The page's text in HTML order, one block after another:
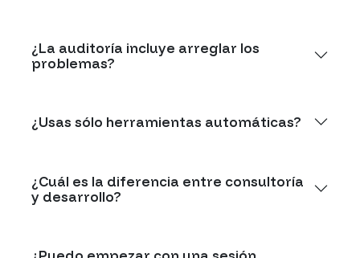
¿La auditoría incluye arreglar los
problemas?
¿Usas sólo herramientas automáticas?
¿Cuál es la diferencia entre consultoría
y desarrollo?